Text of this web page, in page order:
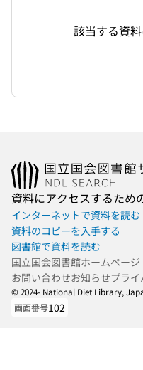
該当する資
資料にアクセスするため
インターネットで資料を読む
資料のコピーを入手する
図書館で資料を読む
国立国会図書館ホームページ
お問い合わせお知らせプラ
© 2024- National Diet Library,
画面番号102